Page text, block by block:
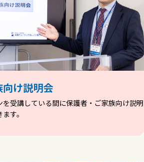
け説明会
受講している間に保護者・ご家族向け説明
す。